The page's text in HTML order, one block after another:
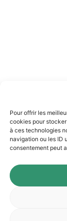
Pour offrir les
cookies pour
à ces technologies
navigation ou les ID
consentement peut